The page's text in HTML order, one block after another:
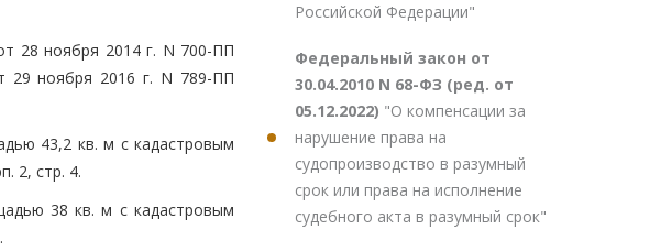
28 ноября 2014 г. N 700-ПП
29 ноября 2016 г. N 789-ПП
43,2 кв. м с кадастровым
2, стр. 4.
38 кв. м с кадастровым
Российской Федерации"
Федеральный закон от
30.04.2010 N 68-ФЗ (ред. от
05.12.2022) "О компенсации за
нарушение права на
судопроизводство в разумный
срок или права на исполнение
судебного акта в разумный срок"